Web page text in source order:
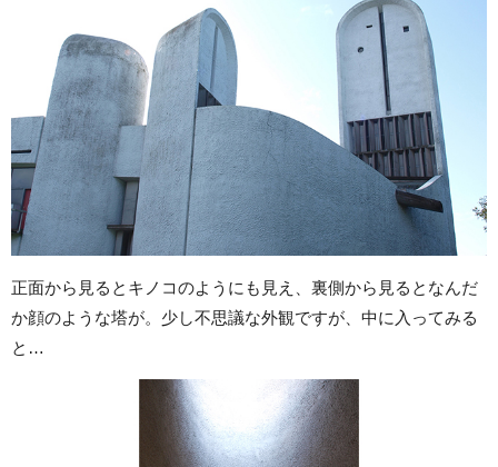
正面から見るとキノコのようにも見え、裏側から見るとなんだ
か顔のような塔が。少し不思議な外観ですが、中に入ってみる
と…